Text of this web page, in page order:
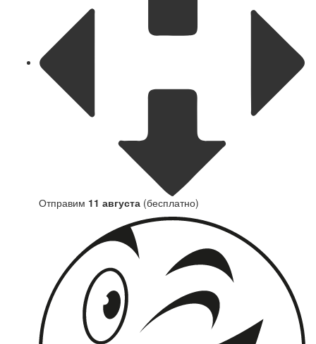
Отправим 11 августа (бесплатно)